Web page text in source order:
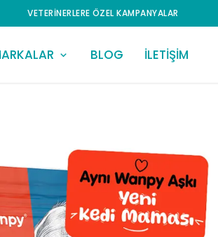
VETERINERLERE ÖZEL KAMPANYALAR
BLOG İLETİŞİM